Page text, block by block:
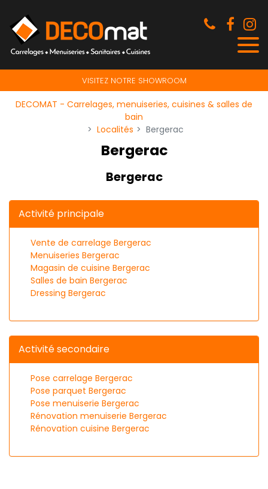
VISITEZ NOTRE SHOWROOM
DECOMAT - Carrelages, menuiseries, cuisines & salles de
bain
Localités
Bergerac
Bergerac
Bergerac
Activité principale
Vente de carrelage Bergerac
Menuiseries Bergerac
Magasin de cuisine Bergerac
Salles de bain Bergerac
Dressing Bergerac
Activité secondaire
Pose carrelage Bergerac
Pose parquet Bergerac
Pose menuiserie Bergerac
Rénovation menuiserie Bergerac
Rénovation cuisine Bergerac